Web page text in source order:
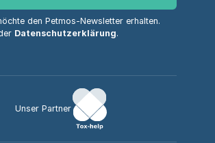
den Petmos-Newsletter erhalten.
Datenschutzerklärung.
Unser Partner